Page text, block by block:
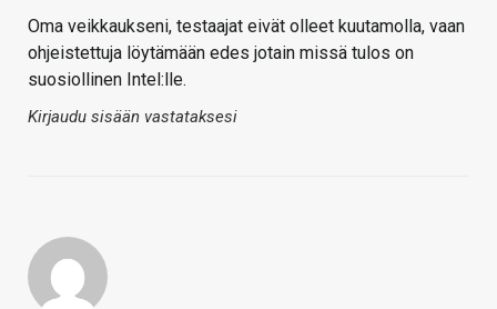
Oma veikkaukseni, testaajat eivät olleet kuutamolla, vaan
ohjeistettuja löytämään edes jotain missä tulos on
suosiollinen Intel:lle.
Kirjaudu sisään vastataksesi